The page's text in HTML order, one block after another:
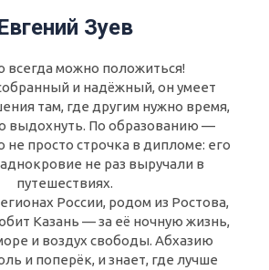
Зуев
можно положиться!
и надёжный, он умеет
там, где другим нужно время,
выдохнуть. По образованию —
не просто строчка в дипломе: его
не раз выручали в
путешествиях.
России, родом из Ростова,
Казань — за её ночную жизнь,
и воздух свободы. Абхазию
и поперёк, и знает, где лучше